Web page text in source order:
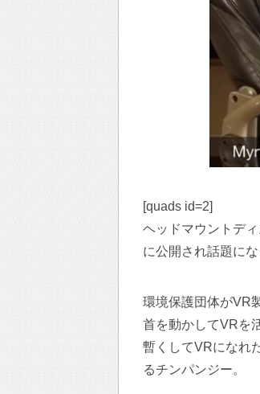
[quads id=2]
ヘッドマウントデ
に公開され話題にな
環境保護団体がVR
首を動かしてVRを
暫くしてVRになれ
るチンパンジー。